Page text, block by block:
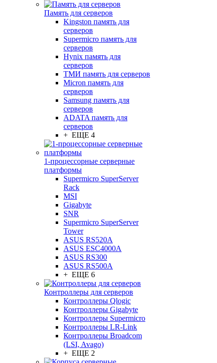
Память для серверов
Kingston память для
серверов
Supermicro память для
серверов
Hynix память для
серверов
ТМИ память для серверов
Micron память для
серверов
Samsung память для
серверов
ADATA память для
серверов
+ ЕЩЕ 4
1-процессорные серверные
платформы
Supermicro SuperServer
Rack
MSI
Gigabyte
SNR
Supermicro SuperServer
Tower
ASUS RS520A
ASUS ESC4000A
ASUS RS300
ASUS RS500A
+ ЕЩЕ 6
Контроллеры для серверов
Контроллеры Qlogic
Контроллеры Gigabyte
Контроллеры Supermicro
Контроллеры LR-Link
Контроллеры Broadcom
(LSI, Avago)
+ ЕЩЕ 2